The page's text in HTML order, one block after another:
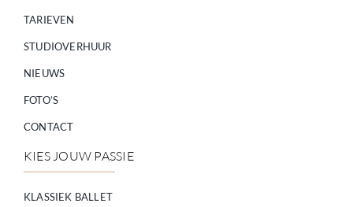
TARIEVEN
STUDIOVERHUUR
NIEUWS
FOTO’S
CONTACT
KIES JOUW PASSIE
KLASSIEK BALLET